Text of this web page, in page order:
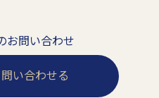
お問い合わせ
い合わせる